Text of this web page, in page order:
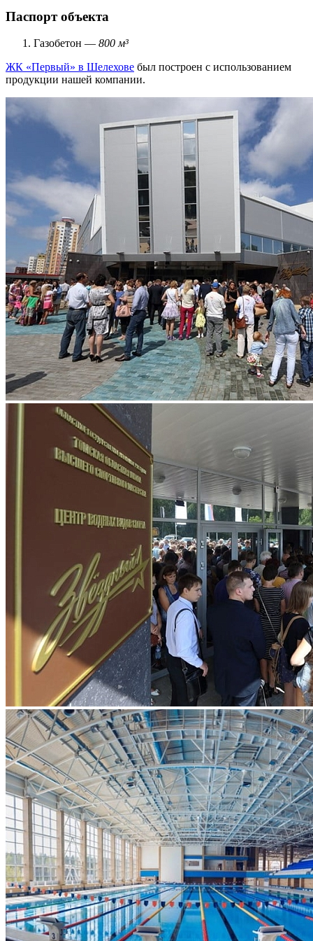
Паспорт объекта
Газобетон — 800 м³
ЖК «Первый» в Шелехове был построен с использованием
продукции нашей компании.